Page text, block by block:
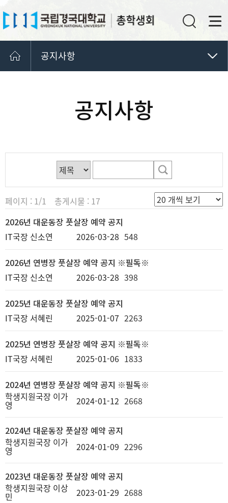
커뮤니티
공지사항
학생회비사용내역
연병장풋살장예약
대운동장풋살장예약
공지사항
페이지 : 1/1 총게시물 : 17
2026년 대운동장 풋살장 예약 공지
IT국장 신소연
2026-03-28 548
2026년 연병장 풋살장 예약 공지 ※필독※
IT국장 신소연
2026-03-28 398
2025년 대운동장 풋살장 예약 공지
IT국장 서혜린
2025-01-07 2263
2025년 연병장 풋살장 예약 공지 ※필독※
IT국장 서혜린
2025-01-06 1833
2024년 연병장 풋살장 예약 공지 ※필독※
학생지원국장 이가
영 2024-01-12 2668
2024년 대운동장 풋살장 예약 공지
학생지원국장 이가
영 2024-01-09 2296
2023년 대운동장 풋살장 예약 공지
학생지원국장 이상
민 2023-01-29 2688